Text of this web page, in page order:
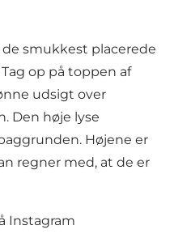
de smukkest placerede
op på toppen af
udsigt over
Den høje lyse
Højene er
regner med, at de er
Instagram